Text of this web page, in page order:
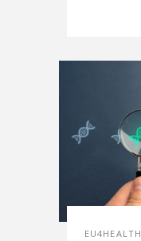
EU4HEALTH